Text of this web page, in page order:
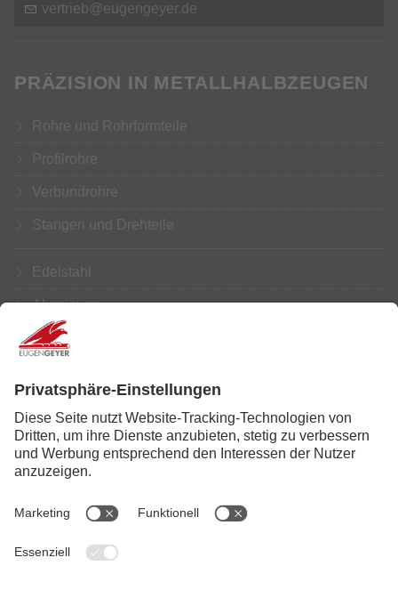
v rtr b g ng y r d
PRÄZISION IN METALLHALBZEUGEN
Rohre und Rohrformteile
Profilrohre
Verbundrohre
Stangen und Drehteile
Edelstahl
Aluminium
Kupfer
Weiterbearbeitung
Service
News
Karriere